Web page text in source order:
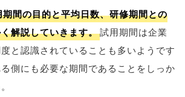
間の目的と平均日数、研修期間との
解説していきます。試用期間は企業
と認識されていることも多いようです
側にも必要な期間であることをしっか